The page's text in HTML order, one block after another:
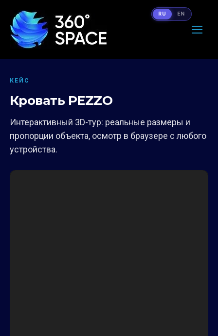
КЕЙС
Кровать PEZZO
Интерактивный 3D-тур: реальные размеры и
пропорции объекта, осмотр в браузере с любого
устройства.
RU EN